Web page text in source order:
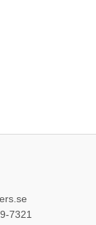
7321